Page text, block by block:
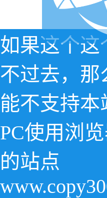
如果这个这
不过去，那
能不支持本
PC使用浏
的站点